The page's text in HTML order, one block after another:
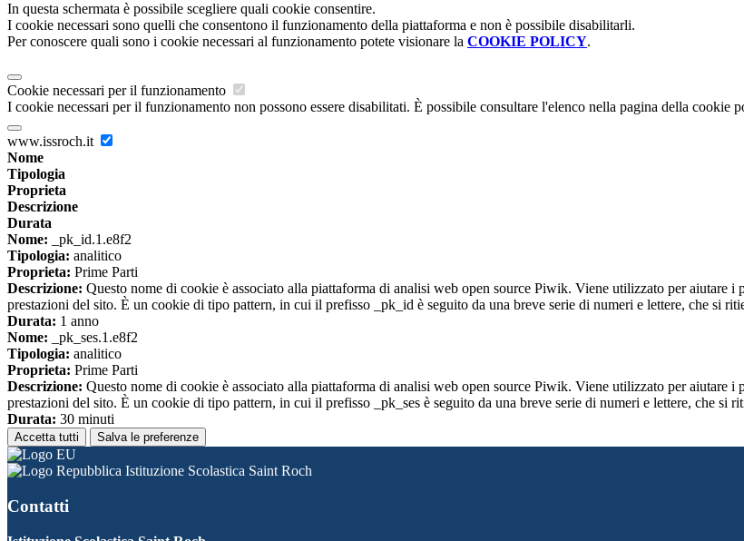
In questa schermata è possibile scegliere quali cookie consentire.
I cookie necessari sono quelli che consentono il funzionamento della piattaforma e non è possibile disabilitarli.
Per conoscere quali sono i cookie necessari al funzionamento potete visionare la COOKIE POLICY.
Cookie necessari per il funzionamento
I cookie necessari per il funzionamento non possono essere disabilitati. È possibile consultare l'elenco nella pagina della cookie
www.issroch.it
Nome
Tipologia
Proprieta
Descrizione
Durata
Nome: _pk_id.1.e8f2
Tipologia: analitico
Proprieta: Prime Parti
Descrizione: Questo nome di cookie è associato alla piattaforma di analisi web open source Piwik. Viene utilizzato per aiutare
prestazioni del sito. È un cookie di tipo pattern, in cui il prefisso _pk_id è seguito da una breve serie di numeri e lettere, che si
Durata: 1 anno
Nome: _pk_ses.1.e8f2
Tipologia: analitico
Proprieta: Prime Parti
Descrizione: Questo nome di cookie è associato alla piattaforma di analisi web open source Piwik. Viene utilizzato per aiutare
prestazioni del sito. È un cookie di tipo pattern, in cui il prefisso _pk_ses è seguito da una breve serie di numeri e lettere, che
Durata: 30 minuti
Accetta tutti Salva le preferenze
Istituzione Scolastica Saint Roch
Contatti